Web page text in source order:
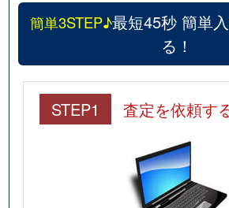
簡単3STEP♪最短45秒 簡単
る！
STEP1 査定を依頼す